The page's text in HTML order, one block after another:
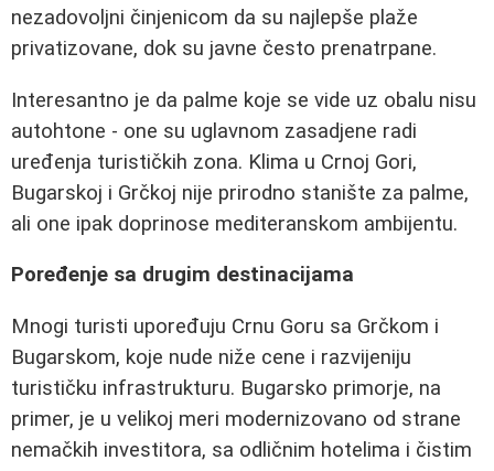
nezadovoljni činjenicom da su najlepše plaže
privatizovane, dok su javne često prenatrpane.
Interesantno je da palme koje se vide uz obalu nisu
autohtone - one su uglavnom zasadjene radi
uređenja turističkih zona. Klima u Crnoj Gori,
Bugarskoj i Grčkoj nije prirodno stanište za palme,
ali one ipak doprinose mediteranskom ambijentu.
Poređenje sa drugim destinacijama
Mnogi turisti upoređuju Crnu Goru sa Grčkom i
Bugarskom, koje nude niže cene i razvijeniju
turističku infrastrukturu. Bugarsko primorje, na
primer, je u velikoj meri modernizovano od strane
nemačkih investitora, sa odličnim hotelima i čistim